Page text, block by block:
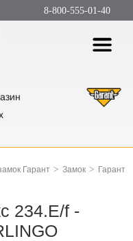
8-800-555-01-40
Гарант > Замок > Гарант
234.E/f -